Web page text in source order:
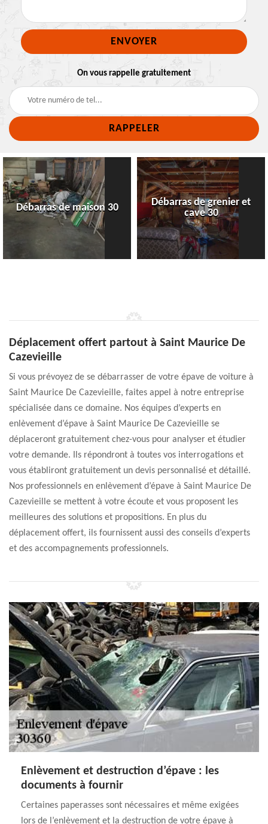
On vous rappelle gratuitement
Débarras de maison 30
Débarras de grenier et
cave 30
Déplacement offert partout à Saint Maurice De
Cazevieille
Si vous prévoyez de se débarrasser de votre épave de voiture à
Saint Maurice De Cazevieille, faites appel à notre entreprise
spécialisée dans ce domaine. Nos équipes d’experts en
enlèvement d’épave à Saint Maurice De Cazevieille se
déplaceront gratuitement chez-vous pour analyser et étudier
votre demande. Ils répondront à toutes vos interrogations et
vous établiront gratuitement un devis personnalisé et détaillé.
Nos professionnels en enlèvement d’épave à Saint Maurice De
Cazevieille se mettent à votre écoute et vous proposent les
meilleures des solutions et propositions. En plus du
déplacement offert, ils fournissent aussi des conseils d’experts
et des accompagnements professionnels.
Enlèvement et destruction d’épave : les
documents à fournir
Certaines paperasses sont nécessaires et même exigées
lors de l’enlèvement et la destruction de votre épave à